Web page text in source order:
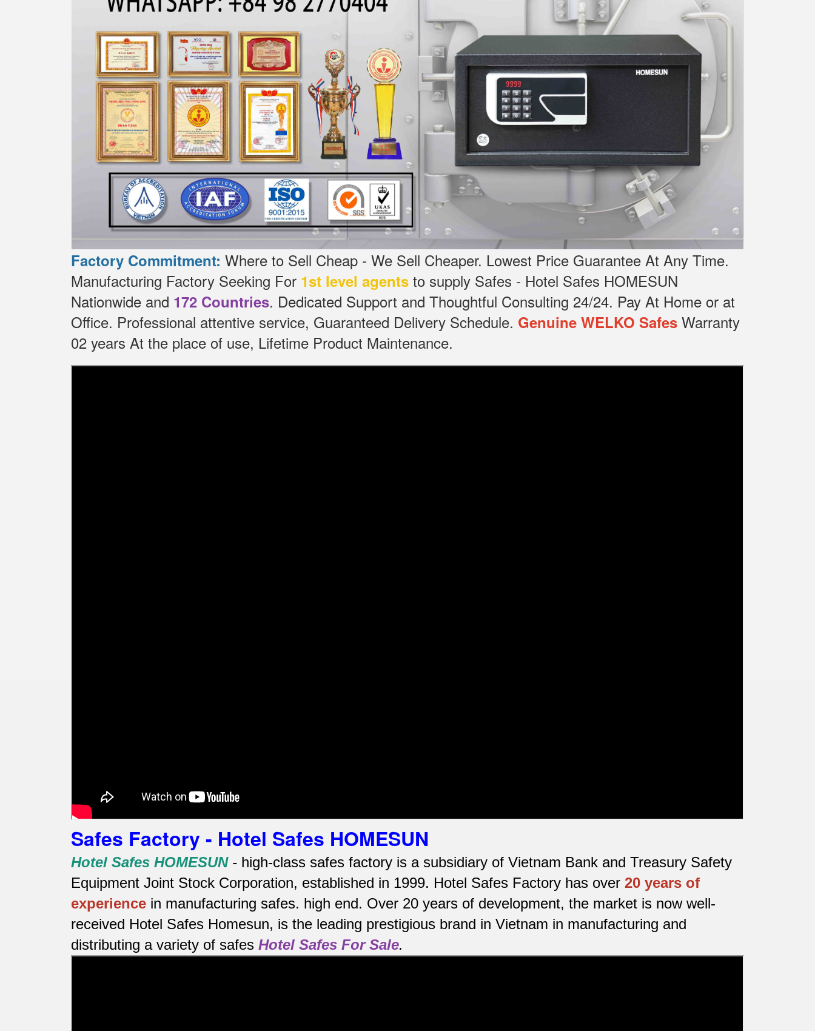
Factory Commitment: Where to Sell Cheap - We Sell Cheaper. Lowest Price Guarantee At Any Time.
Manufacturing Factory Seeking For 1st level agents to supply Safes - Hotel Safes HOMESUN
Nationwide and 172 Countries. Dedicated Support and Thoughtful Consulting 24/24. Pay At Home or at
Office. Professional attentive service, Guaranteed Delivery Schedule. Genuine WELKO Safes Warranty
02 years At the place of use, Lifetime Product Maintenance.
Safes Factory - Hotel Safes HOMESUN
Hotel Safes HOMESUN- high-class safes factory is a subsidiary of Vietnam Bank and Treasury Safety
Equipment Joint Stock Corporation, established in 1999. Hotel Safes Factory has over 20 years of
experience in manufacturing safes. high end. Over 20 years of development, the market is now well-
received Hotel Safes Homesun, is the leading prestigious brand in Vietnam in manufacturing and
distributing a variety of safes Hotel Safes For Sale.